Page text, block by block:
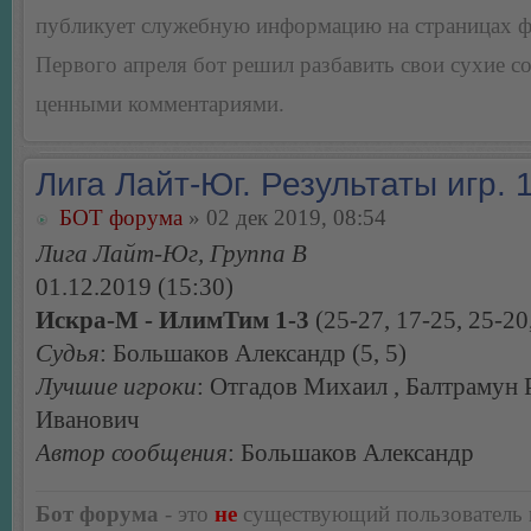
публикует служебную информацию на страницах
Первого апреля бот решил разбавить свои сухие
ценными комментариями.
Лига Лайт-Юг. Результаты игр.
БОТ форума » 02 дек 2019, 08:54
Лига Лайт-Юг, Группа В
01.12.2019 (15:30)
Искра-М - ИлимТим 1-3 (25-27, 17-25, 25-
Судья: Большаков Александр (5, 5)
Лучшие игроки: Отгадов Михаил , Балтрамун
Иванович
Автор сообщения: Большаков Александр
Бот форума - это не существующий пользователь